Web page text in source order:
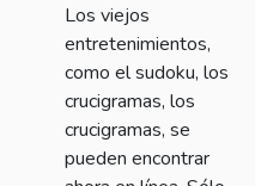
crucigramas
?
Los viejos
entretenimientos,
como el sudoku, los
crucigramas, los
crucigramas, se
pueden encontrar